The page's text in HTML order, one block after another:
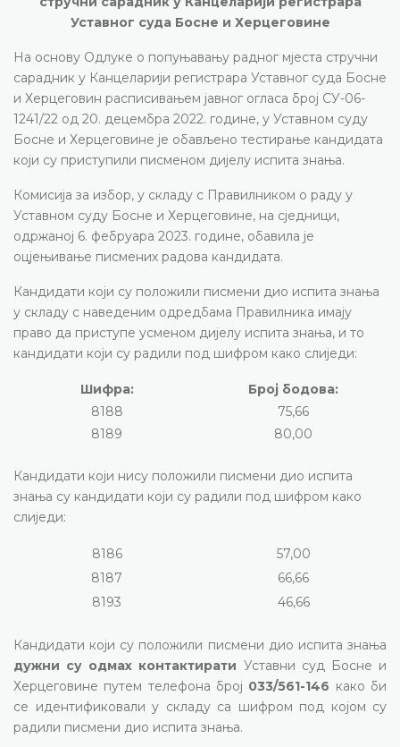
Уставног суда Босне и Херцеговине
На основу Одлуке о попуњавању радног мјеста стручни
сарадник у Канцеларији регистрара Уставног суда Босне
и Херцеговин расписивањем јавног огласа број СУ-06-
1241/22 од 20. децембра 2022. године, у Уставном суду
Босне и Херцеговине је обављено тестирање кандидата
који су приступили писменом дијелу испита знања.
Комисија за избор, у складу с Правилником о раду у
Уставном суду Босне и Херцеговине, на сједници,
одржаној 6. фебруара 2023. године, обавила је
оцјењивање писмених радова кандидата.
Кандидати који су положили писмени дио испита знања
у складу с наведеним одредбама Правилника имају
право да приступе усменом дијелу испита знања, и то
кандидати који су радили под шифром како слиједи:
Шифра:
Број бодова:
8188
75,66
8189
80,00
Кандидати који нису положили писмени дио испита
знања су кандидати који су радили под шифром како
слиједи:
8186
57,00
8187
66,66
8193
46,66
Кандидати који су положили писмени дио испита знања
дужни су одмах контактирати Уставни суд Босне и
Херцеговине путем телефона број 033/561-146 како би
се идентификовали у складу са шифром под којом су
радили писмени дио испита знања.